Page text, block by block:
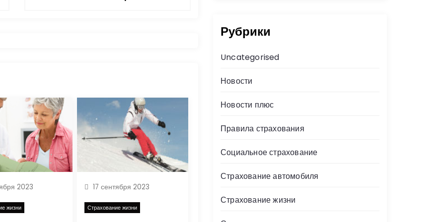
2023
жизни
17 сентября 2023
Страхование жизни
Рубрики
Uncategorised
Новости
Новости плюс
Правила страхования
Социальное страхование
Страхование автомобиля
Страхование жизни